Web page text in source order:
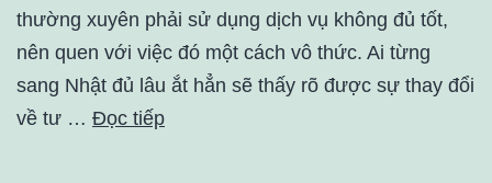
thường xuyên phải sử dụng dịch vụ không đủ tốt,
nên quen với việc đó một cách vô thức. Ai từng
sang Nhật đủ lâu ắt hẳn sẽ thấy rõ được sự thay đổi
về tư … Đọc tiếp